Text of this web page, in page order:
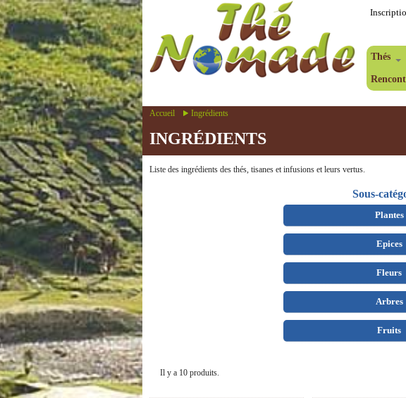
Thés
Accueil Ingrédients
INGRÉDIENTS
Liste des ingrédients des thés, tisanes et infusions et leurs vertus.
Sous-
Plantes
Epices
Fleurs
Arbres
Fruits
Il y a 10 produits.